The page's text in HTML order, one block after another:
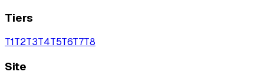
Tiers
T1T2T3T4T5T6T7T8
Site